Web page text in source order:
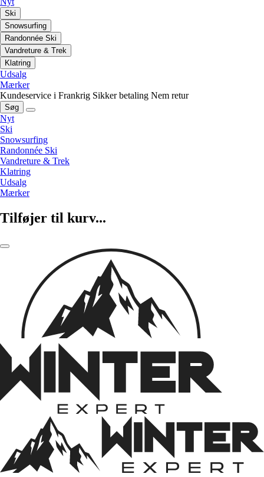
Ski
Snowsurfing
Randonnée Ski
Vandreture & Trek
Klatring
Udsalg
Mærker
Kundeservice i Frankrig Sikker betaling Nem retur
Søg
Nyt
Ski
Snowsurfing
Randonnée Ski
Vandreture & Trek
Klatring
Udsalg
Mærker
Tilføjer til kurv...